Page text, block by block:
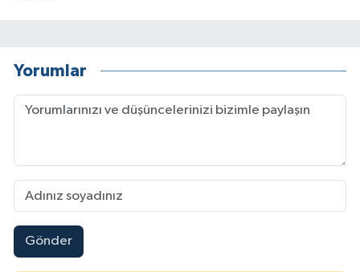
Yorumlar
Gönder